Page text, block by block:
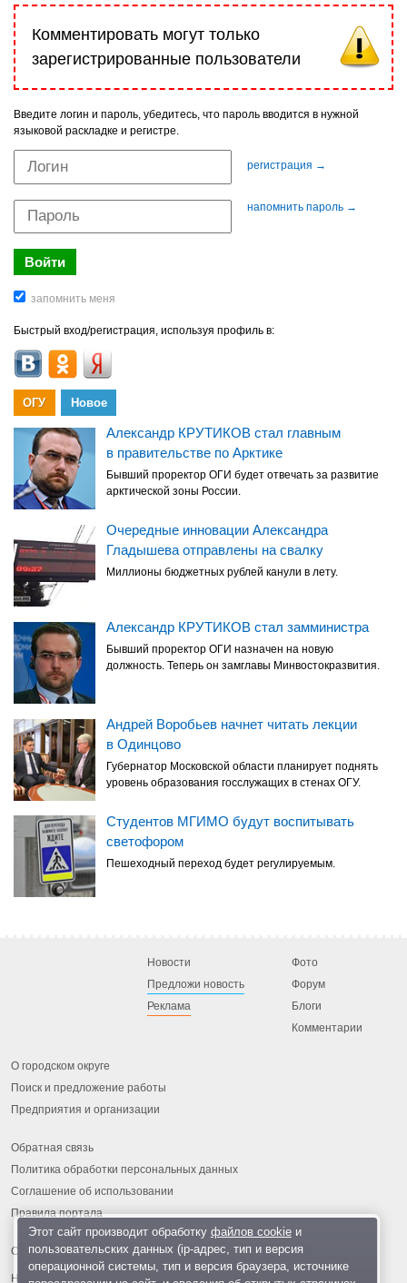
Комментировать могут только
зарегистрированные пользователи
Введите логин и пароль, убедитесь, что пароль вводится в нужной
языковой раскладке и регистре.
регистрация →
напомнить пароль →
Быстрый вход/регистрация, используя профиль в:
ОГУ Новое
Александр КРУТИКОВ стал главным
в правительстве по Арктике
Бывший проректор ОГИ будет отвечать за развитие
арктической зоны России.
Очередные инновации Александра
Гладышева отправлены на свалку
Миллионы бюджетных рублей канули в лету.
Александр КРУТИКОВ стал замминистра
Бывший проректор ОГИ назначен на новую
должность. Теперь он замглавы Минвостокразвития.
Андрей Воробьев начнет читать лекции
в Одинцово
Губернатор Московской области планирует поднять
уровень образования госслужащих в стенах ОГУ.
Студентов МГИМО будут воспитывать
светофором
Пешеходный переход будет регулируемым.
Новости
Предложи новость
Реклама
Фото
Форум
Блоги
Комментарии
О городском округе
Поиск и предложение работы
Предприятия и организации
Обратная связь
Политика обработки персональных данных
Соглашение об использовании
Правила портала
На информационном ресурсе применяются рекомендательные
Этот сайт производит обработку файлов cookieи
пользовательских данных (ip-адрес, тип и версия
операционной системы, тип и версия браузера, источнике